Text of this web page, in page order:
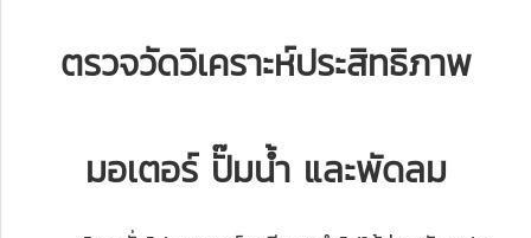
ตรวจวัดวิเคราะห์ประสิทธิภาพ
มอเตอร์ ปั๊มน้ำ และพัดลม